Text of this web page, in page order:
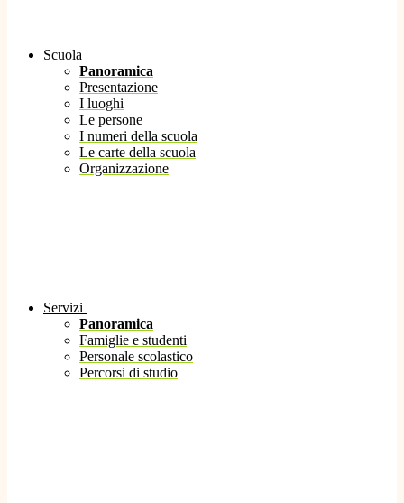
Scuola
Panoramica
Presentazione
I luoghi
Le persone
I numeri della scuola
Le carte della scuola
Organizzazione
Servizi
Panoramica
Famiglie e studenti
Personale scolastico
Percorsi di studio